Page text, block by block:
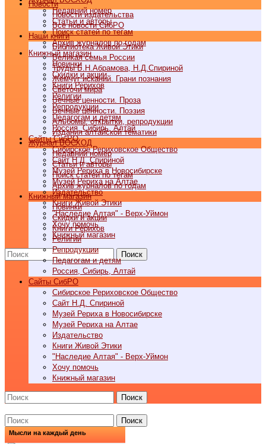
Недавний номер
Статьи и авторы
Поиск статей по тегам
Архив журналов по годам
Книжный магазин
Новинки
Скидки и акции
Книги Рерихов
Религии
Репродукции
Педагогам и детям
Россия, Сибирь, Алтай
Cайты СибРО
Сибирское Рериховское Общество
Сайт Н.Д. Спириной
Музей Рериха в Новосибирске
Музей Рериха на Алтае
Издательство
Книги Живой Этики
"Наследие Алтая" - Верх-Уймон
Хочу помочь
Книжный магазин
Поиск
Новости
Новости издательства
Все новости СибРО
Наши книги
Библиотека Живой Этики
Великая семья России
Труды Б.Н.Абрамова, Н.Д.Спириной
Жемчуг исканий. Грани познания
Светочи мира
Вечные ценности. Проза
Вечные ценности. Поэзия
Альбомы, открытки, репродукции
Издания алтайской тематики
Журнал ВОСХОД
Недавний номер
Статьи и авторы
Поиск статей по тегам
Архив журналов по годам
Книжный магазин
Новинки
Скидки и акции
Книги Рерихов
Религии
Репродукции
Педагогам и детям
Россия, Сибирь, Алтай
Cайты СибРО
Сибирское Рериховское Общество
Сайт Н.Д. Спириной
Музей Рериха в Новосибирске
Музей Рериха на Алтае
Издательство
Книги Живой Этики
"Наследие Алтая" - Верх-Уймон
Хочу помочь
Книжный магазин
Поиск
Поиск
Мысли на каждый день